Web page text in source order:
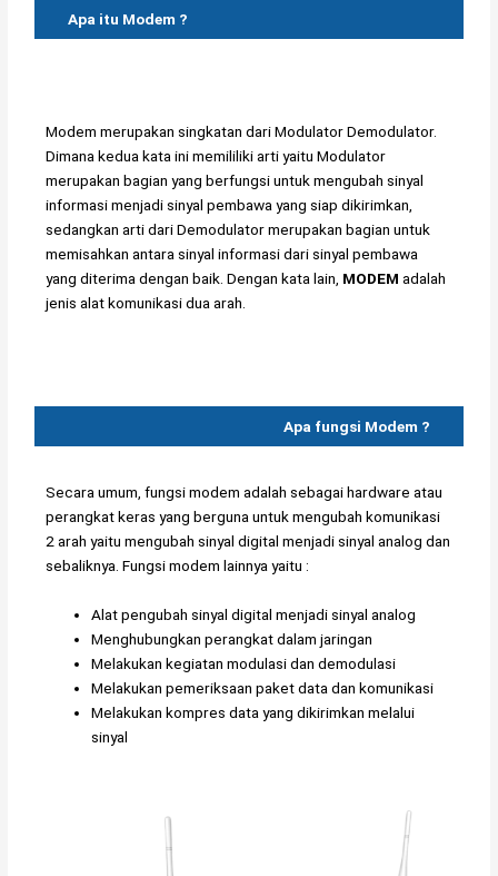
Apa itu Modem ?
Modem merupakan singkatan dari Modulator Demodulator.
Dimana kedua kata ini memililiki arti yaitu Modulator
merupakan bagian yang berfungsi untuk mengubah sinyal
informasi menjadi sinyal pembawa yang siap dikirimkan,
sedangkan arti dari Demodulator merupakan bagian untuk
memisahkan antara sinyal informasi dari sinyal pembawa
yang diterima dengan baik. Dengan kata lain, MODEM adalah
jenis alat komunikasi dua arah.
Apa fungsi Modem ?
Secara umum, fungsi modem adalah sebagai hardware atau
perangkat keras yang berguna untuk mengubah komunikasi
2 arah yaitu mengubah sinyal digital menjadi sinyal analog dan
sebaliknya. Fungsi modem lainnya yaitu :
Alat pengubah sinyal digital menjadi sinyal analog
Menghubungkan perangkat dalam jaringan
Melakukan kegiatan modulasi dan demodulasi
Melakukan pemeriksaan paket data dan komunikasi
Melakukan kompres data yang dikirimkan melalui
sinyal